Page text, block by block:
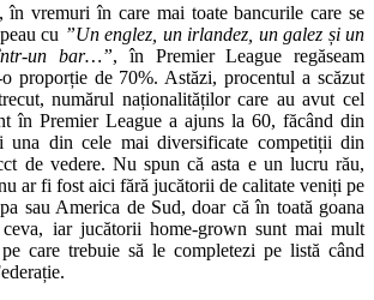
în vremuri în care mai toate bancurile care se
cu ”Un englez, un irlandez, un galez și un
un bar…”, în Premier League regăseam
proporție de 70%. Astăzi, procentul a scăzut
numărul naționalităților care au avut cel
în Premier League a ajuns la 60, făcând din
una din cele mai diversificate competiții din
de vedere. Nu spun că asta e un lucru rău,
ar fi fost aici fără jucătorii de calitate veniți pe
sau America de Sud, doar că în toată goana
iar jucătorii home-grown sunt mai mult
care trebuie să le completezi pe listă când